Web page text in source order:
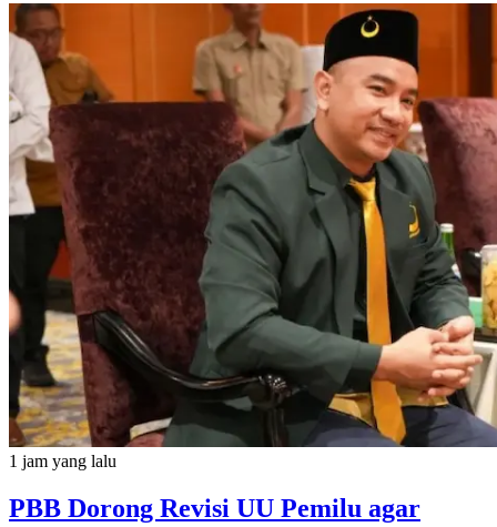
1 jam yang lalu
PBB Dorong Revisi UU Pemilu agar